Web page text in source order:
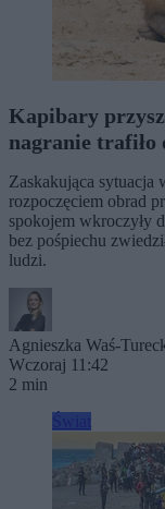
Kapibary
nagranie trafiło
Zaskakująca sytuacja
rozpoczęciem obrad
spokojem wkroczyły
bez pośpiechu
ludzi.
Agnieszka Waś-
Wczoraj 11:42
2 min